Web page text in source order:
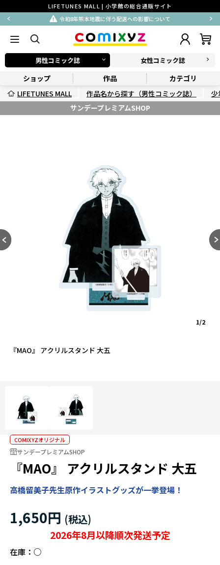
LIFETUNES MALL | 小学館の総合通販サイト
令和8年熊本地震に伴う配送への影響について
男性コミック誌 女性コミック誌
ショップ 作品
カテゴリ
LIFETUNES MALL
作品名から探す（男性コミック誌）
少
サンデープレミアムSHOP
『MAO』 アクリルスタンド 大五
1/2
COMIXYZオリジナル
サンデープレミアムSHOP
『MAO』 アクリルスタンド 大五
高橋留美子先生原作イラストグッズが一挙登場！
1,650円
2026年8月以降順次発送予定
在庫： ○